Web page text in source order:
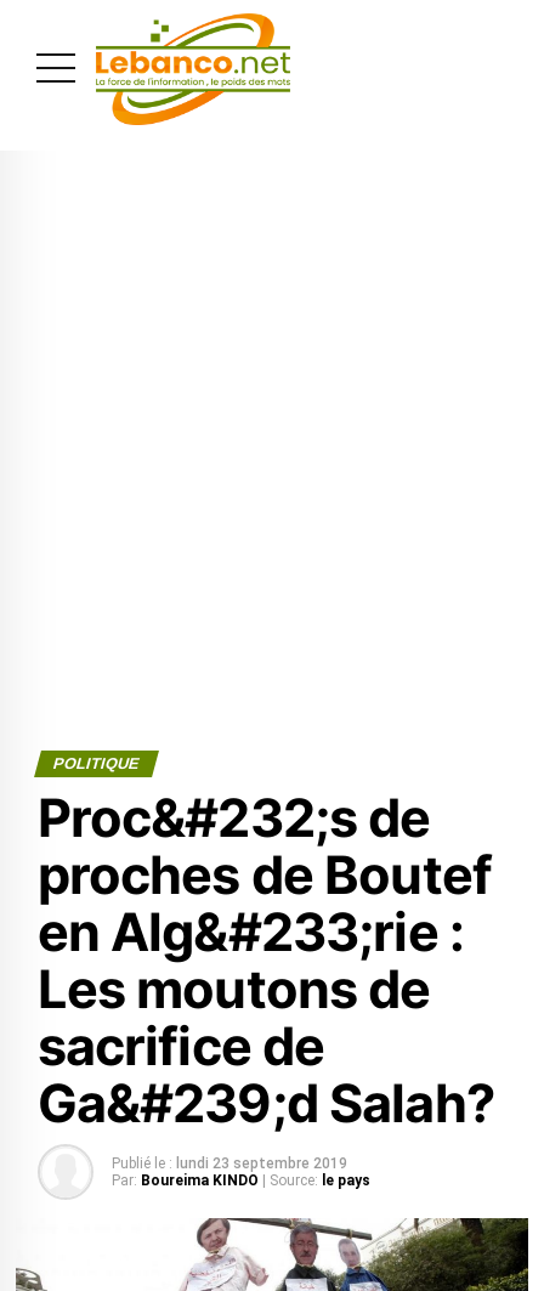
POLITIQUE
Proc&#232;s de
proches de Boutef
en Alg&#233;rie :
Les moutons de
sacrifice de
Ga&#239;d Salah?
Publié le : lundi 23 septembre 2019
Par: Boureima KINDO | Source: le pays